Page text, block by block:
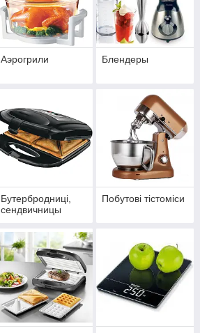
Аэрогрили Блендеры
Бутербродниці,
сендвичницы
Побутові тістоміси